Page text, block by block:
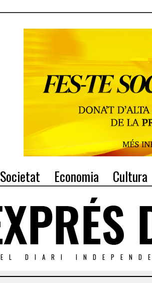
Societat Economia Cultura
EL DIARI